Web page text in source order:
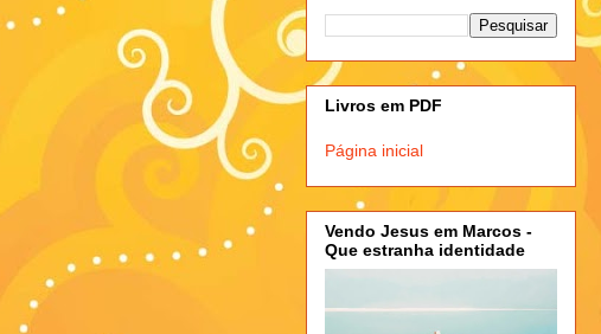
Livros em PDF
Página inicial
Vendo Jesus em Marcos -
Que estranha identidade